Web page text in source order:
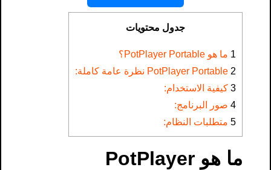
جدول محتويات
1 ما هو PotPlayer Portable؟
2
3 كيفية الاستخدام:
4 صور البرنامج:
5 متطلبات النظام:
ما هو PotPlayer